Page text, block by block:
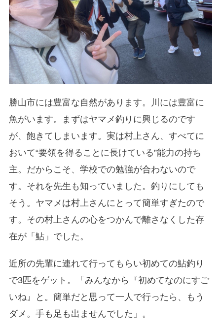
勝山市には豊富な自然があります。川には豊富に
魚がいます。まずはヤマメ釣りに興じるのです
が、飽きてしまいます。実は村上さん、すべてに
おいて“要領を得ることに長けている”能力の持ち
主。だからこそ、学校での勉強が合わないので
す。それを先生も知っていました。釣りにしても
そう。ヤマメは村上さんにとって簡単すぎたので
す。その村上さんの心をつかんで離さなくした存
在が「鮎」でした。
近所の先輩に連れて行ってもらい初めての鮎釣り
で3匹をゲット。「みんなから『初めてなのにすご
いね』と。簡単だと思って一人で行ったら、もう
ダメ。手も足も出ませんでした」。